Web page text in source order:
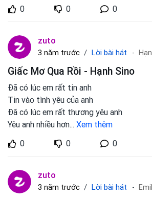
0
0 0
zuto
3 năm trước Lời bài hát
Giấc Mơ Qua Rồi - Hạnh Sino
Đã có lúc em rất tin anh
Tin vào tình yêu của anh
Đã có lúc em rất thương yêu anh
Yêu anh nhiều hơn... Xem thêm
0
0 0
zuto
3 năm trước Lời bài hát